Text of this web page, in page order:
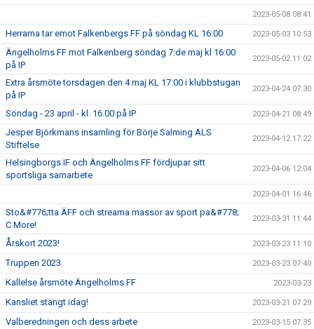
2023-05-08 08:41
Herrarna tar emot Falkenbergs FF på söndag KL 16:00 2023-05-03 10:53
Ängelholms FF mot Falkenberg söndag 7:de maj kl 16:00
på IP
2023-05-02 11:02
Extra årsmöte torsdagen den 4 maj KL 17:00 i klubbstugan
på IP
2023-04-24 07:30
Söndag - 23 april - kl. 16.00 på IP 2023-04-21 08:49
Jesper Björkmans insamling för Börje Salming ALS
Stiftelse
2023-04-12 17:22
Helsingborgs IF och Ängelholms FF fördjupar sitt
sportsliga samarbete
2023-04-06 12:04
2023-04-01 16:46
Sto&#776;tta ÄFF och streama massor av sport pa&#778;
C More!
2023-03-31 11:44
Årskort 2023! 2023-03-23 11:10
Truppen 2023 2023-03-23 07:40
Kallelse årsmöte Ängelholms FF 2023-03-23
Kansliet stängt idag! 2023-03-21 07:29
Valberedningen och dess arbete 2023-03-15 07:35